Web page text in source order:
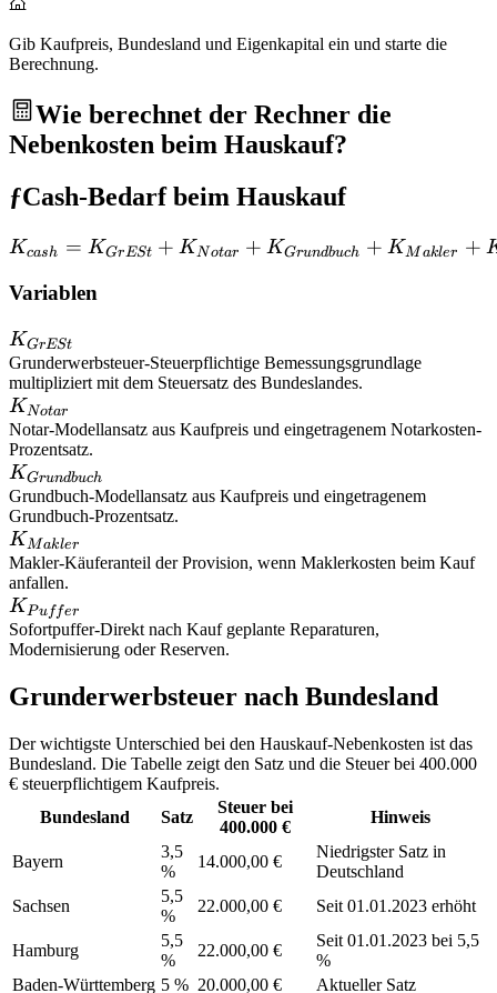
Gib Kaufpreis, Bundesland und Eigenkapital ein und starte die
Berechnung.
Wie berechnet der Rechner die
Nebenkosten beim Hauskauf?
ƒCash-Bedarf beim Hauskauf
Kcash = KGr ESt + K Notar + KGrundbuch + K Makler +
Variablen
K_{GrESt}
KGrESt
Grunderwerbsteuer-Steuerpflichtige Bemessungsgrundlage
multipliziert mit dem Steuersatz des Bundeslandes.
K_{Notar}
KNotar
Notar-Modellansatz aus Kaufpreis und eingetragenem Notarkosten-
Prozentsatz.
K_{Grundbuch}
KGrundbuch
Grundbuch-Modellansatz aus Kaufpreis und eingetragenem
Grundbuch-Prozentsatz.
K_{Makler}
KMakler
Makler-Käuferanteil der Provision, wenn Maklerkosten beim Kauf
anfallen.
K_{Puffer}
KPuffer
Sofortpuffer-Direkt nach Kauf geplante Reparaturen,
Modernisierung oder Reserven.
Grunderwerbsteuer nach Bundesland
Der wichtigste Unterschied bei den Hauskauf-Nebenkosten ist das
Bundesland. Die Tabelle zeigt den Satz und die Steuer bei 400.000
€ steuerpflichtigem Kaufpreis.
Bundesland
Satz
Steuer bei
400.000 €
Hinweis
Bayern
3,5
%
14.000,00 €
Niedrigster Satz in
Deutschland
Sachsen
5,5
%
22.000,00 € Seit 01.01.2023 erhöht
Hamburg
5,5
%
22.000,00 €
Seit 01.01.2023 bei 5,5
%
Baden-Württemberg 5 % 20.000,00 € Aktueller Satz